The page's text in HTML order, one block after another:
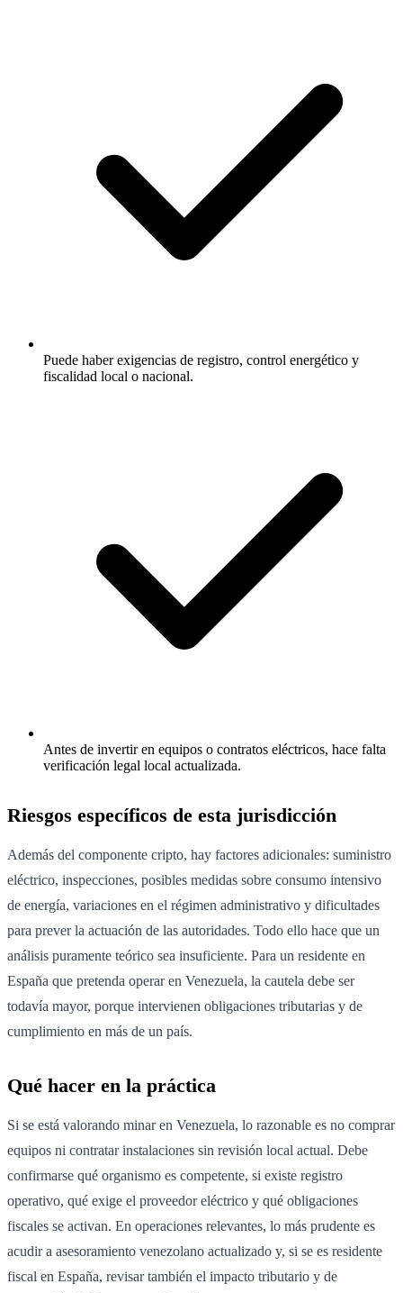
Puede haber exigencias de registro, control energético y
fiscalidad local o nacional.
Antes de invertir en equipos o contratos eléctricos, hace falta
verificación legal local actualizada.
Riesgos específicos de esta jurisdicción
Además del componente cripto, hay factores adicionales: suministro
eléctrico, inspecciones, posibles medidas sobre consumo intensivo
de energía, variaciones en el régimen administrativo y dificultades
para prever la actuación de las autoridades. Todo ello hace que un
análisis puramente teórico sea insuficiente. Para un residente en
España que pretenda operar en Venezuela, la cautela debe ser
todavía mayor, porque intervienen obligaciones tributarias y de
cumplimiento en más de un país.
Qué hacer en la práctica
Si se está valorando minar en Venezuela, lo razonable es no comprar
equipos ni contratar instalaciones sin revisión local actual. Debe
confirmarse qué organismo es competente, si existe registro
operativo, qué exige el proveedor eléctrico y qué obligaciones
fiscales se activan. En operaciones relevantes, lo más prudente es
acudir a asesoramiento venezolano actualizado y, si se es residente
fiscal en España, revisar también el impacto tributario y de